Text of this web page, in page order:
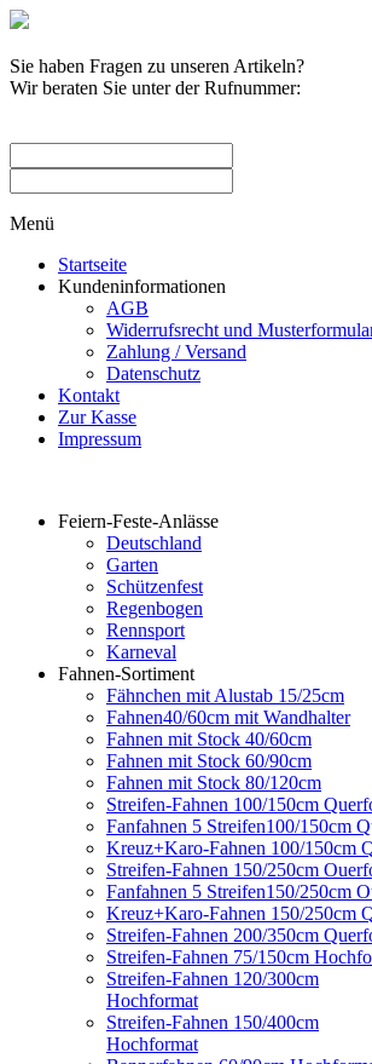
Sie haben Fragen zu unseren Artikeln?
Wir beraten Sie unter der Rufnummer:
Menü
Startseite
Kundeninformationen
AGB
Widerrufsrecht und
Zahlung / Versand
Datenschutz
Kontakt
Zur Kasse
Impressum
Feiern-Feste-Anlässe
Deutschland
Garten
Schützenfest
Regenbogen
Rennsport
Karneval
Fahnen-Sortiment
Fähnchen mit Alustab 15/25cm
Fahnen40/60cm mit Wandhalter
Fahnen mit Stock 40/60cm
Fahnen mit Stock 60/90cm
Fahnen mit Stock 80/120cm
Streifen-Fahnen 100/150cm
Fanfahnen 5 Streifen100/150cm
Kreuz+Karo-Fahnen 100/150cm
Streifen-Fahnen 150/250cm
Fanfahnen 5 Streifen150/250cm
Kreuz+Karo-Fahnen 150/250cm
Streifen-Fahnen 200/350cm
Streifen-Fahnen 75/150cm
Streifen-Fahnen 120/300cm
Hochformat
Streifen-Fahnen 150/400cm
Hochformat